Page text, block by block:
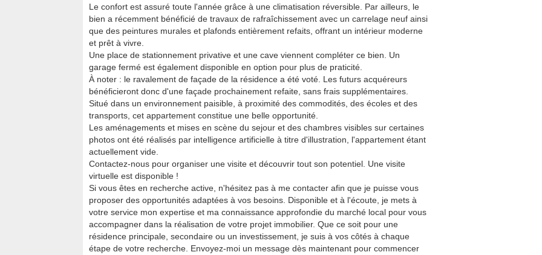
Le confort est assuré toute l'année grâce à une climatisation réversible. Par ailleurs, le
bien a récemment bénéficié de travaux de rafraîchissement avec un carrelage neuf ainsi
que des peintures murales et plafonds entièrement refaits, offrant un intérieur moderne
et prêt à vivre.
Une place de stationnement privative et une cave viennent compléter ce bien. Un
garage fermé est également disponible en option pour plus de praticité.
À noter : le ravalement de façade de la résidence a été voté. Les futurs acquéreurs
bénéficieront donc d'une façade prochainement refaite, sans frais supplémentaires.
Situé dans un environnement paisible, à proximité des commodités, des écoles et des
transports, cet appartement constitue une belle opportunité.
Les aménagements et mises en scène du sejour et des chambres visibles sur certaines
photos ont été réalisés par intelligence artificielle à titre d'illustration, l'appartement étant
actuellement vide.
Contactez-nous pour organiser une visite et découvrir tout son potentiel. Une visite
virtuelle est disponible !
Si vous êtes en recherche active, n'hésitez pas à me contacter afin que je puisse vous
proposer des opportunités adaptées à vos besoins. Disponible et à l'écoute, je mets à
votre service mon expertise et ma connaissance approfondie du marché local pour vous
accompagner dans la réalisation de votre projet immobilier. Que ce soit pour une
résidence principale, secondaire ou un investissement, je suis à vos côtés à chaque
étape de votre recherche. Envoyez-moi un message dès maintenant pour commencer